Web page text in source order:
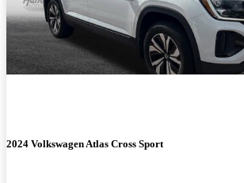
2024 Volkswagen Atlas Cross Sport